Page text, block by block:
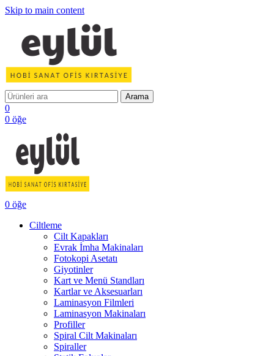
Skip to main content
Arama
0
0 öğe
0 öğe
Ciltleme
Cilt Kapakları
Evrak İmha Makinaları
Fotokopi Asetatı
Giyotinler
Kart ve Menü Standları
Kartlar ve Aksesuarları
Laminasyon Filmleri
Laminasyon Makinaları
Profiller
Spiral Cilt Makinaları
Spiraller